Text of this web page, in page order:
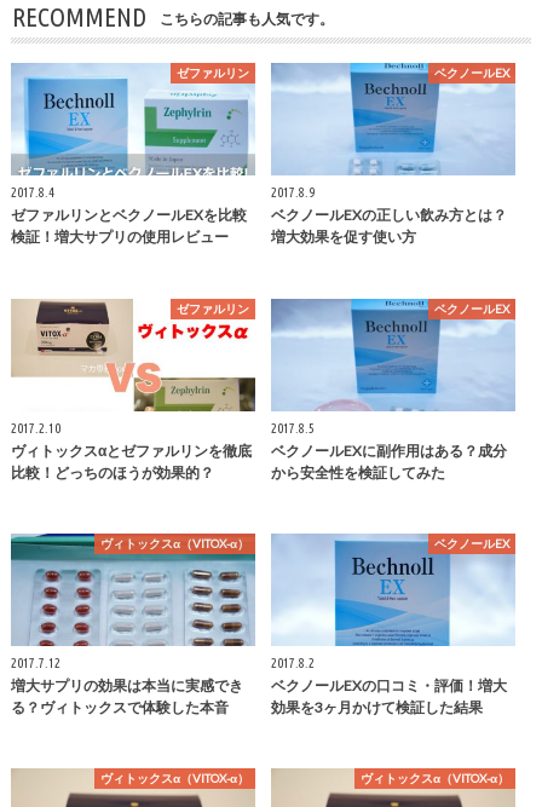
RECOMMEND こちらの記事も人気です。
ゼファルリン
2017.8.4
ゼファルリンとベクノールEXを比較
検証！増大サプリの使用レビュー
ベクノールEX
2017.8.9
ベクノールEXの正しい飲み方とは？
増大効果を促す使い方
ゼファルリン
2017.2.10
ヴィトックスαとゼファルリンを徹底
比較！どっちのほうが効果的？
ベクノールEX
2017.8.5
ベクノールEXに副作用はある？成分
から安全性を検証してみた
ヴィトックスα（VITOX-α）
2017.7.12
増大サプリの効果は本当に実感でき
る？ヴィトックスで体験した本音
ベクノールEX
2017.8.2
ベクノールEXの口コミ・評価！増大
効果を3ヶ月かけて検証した結果
ヴィトックスα（VITOX-α） ヴィトックスα（VITOX-α）